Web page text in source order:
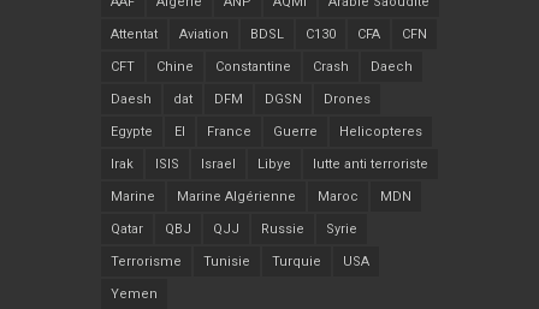
Attentat Aviation BDSL C130 CFA CFN
CFT Chine Constantine Crash Daech
Daesh dat DFM DGSN Drones
Egypte EI France Guerre Helicopteres
Irak ISIS Israel Libye lutte anti terroriste
Marine Marine Algérienne Maroc MDN
Qatar QBJ QJJ Russie Syrie
Terrorisme Tunisie Turquie USA
Yemen